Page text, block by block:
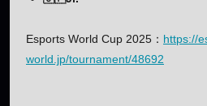
Esports World Cup 2025： https://
world.jp/tournament/48692